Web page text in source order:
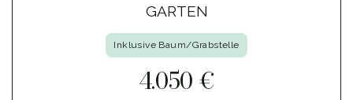
GARTEN
Inklusive Baum/Grabstelle
4.050 €